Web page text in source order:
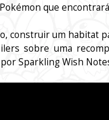
que
construir um habitat
sobre uma
Sparkling Wish